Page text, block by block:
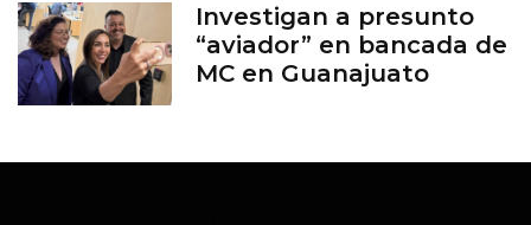
Investigan a presunto
“aviador” en bancada de
MC en Guanajuato